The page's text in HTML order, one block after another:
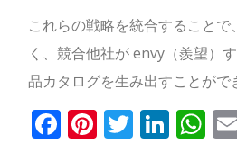
これらの戦略を統合すること
く、競合他社が envy（羨望）
品カタログを生み出すことがで
Facebook
Pinterest
Twitter